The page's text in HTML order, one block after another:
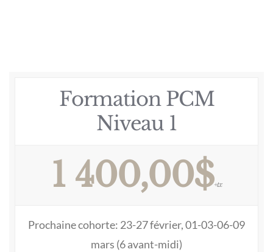
Formation PCM
Niveau 1
1 400,00$+tx
Prochaine cohorte: 23-27 février, 01-03-06-09
mars (6 avant-midi)